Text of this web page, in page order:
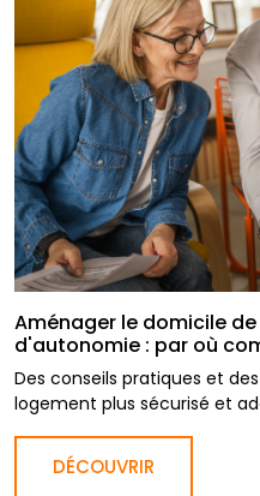
Aménager le domicile
d'autonomie : par où
Des conseils pratiques et
logement plus sécurisé et
DÉCOUVRIR